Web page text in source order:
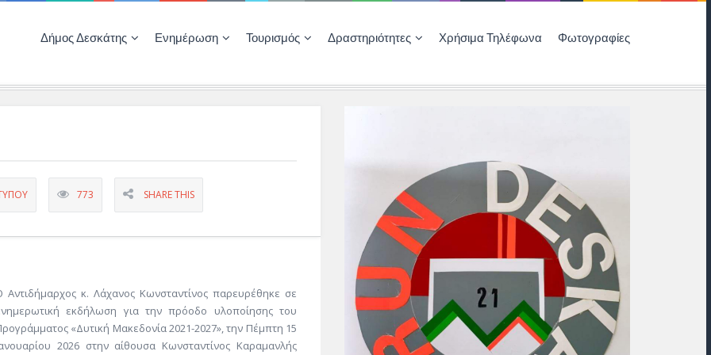
Δήμος Δεσκάτης Ενημέρωση Τουρισμός Δραστηριότητες Χρήσιμα Τηλέφωνα Φωτογραφίες
773 SHARE THIS
Αντιδήμαρχος κ. Λάχανος Κωνσταντίνος παρευρέθηκε σε
εκδήλωση για την πρόοδο υλοποίησης του
«Δυτική Μακεδονία 2021-2027», την Πέμπτη 15
2026 στην αίθουσα Κωνσταντίνος Καραμανλής